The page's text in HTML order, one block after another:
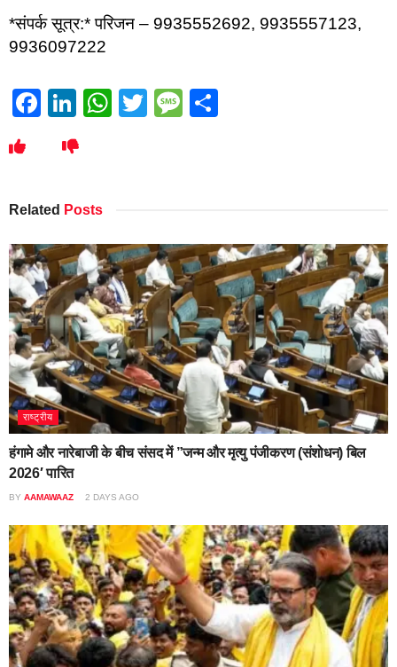
*संपर्क सूत्र:* परिजन – 9935552692, 9935557123,
9936097222
Facebook
LinkedIn
WhatsApp
TwitterMessage
Related Posts
राष्ट्रीय
हंगामे और नारेबाजी के बीच संसद में ”जन्म और मृत्यु पंजीकरण (संशोधन) बिल
2026′ पारित
BY AAMAWAAZ 2 DAYS AGO